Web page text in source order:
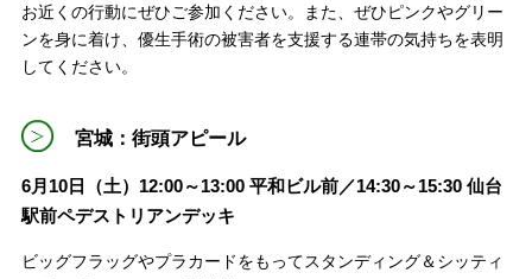
お近くの行動にぜひご参加ください。また、ぜひピンクやグリー
ンを身に着け、優生手術の被害者を支援する連帯の気持ちを表明
してください。
宮城：街頭アピール
6月10日（土）12:00～13:00 平和ビル前／14:30～15:30 仙台
駅前ペデストリアンデッキ
ビッグフラッグやプラカードをもってスタンディング＆シッティ